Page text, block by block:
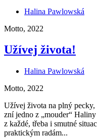
Halina Pawlowská
Motto, 2022
Užívej života!
Halina Pawlowská
Motto, 2022
Užívej života na plný
zní jedno z „mouder“
z každé, třeba i smutné
praktickým radám...